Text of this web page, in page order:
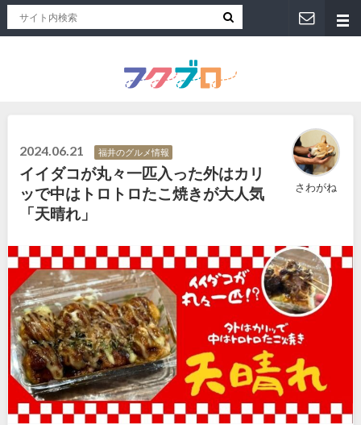
2024.06.21 福井のグルメ情報
イイダコが丸々一匹入った外はカリ
ッで中はトロトロたこ焼きが大人気
「天晴れ」
さわがね